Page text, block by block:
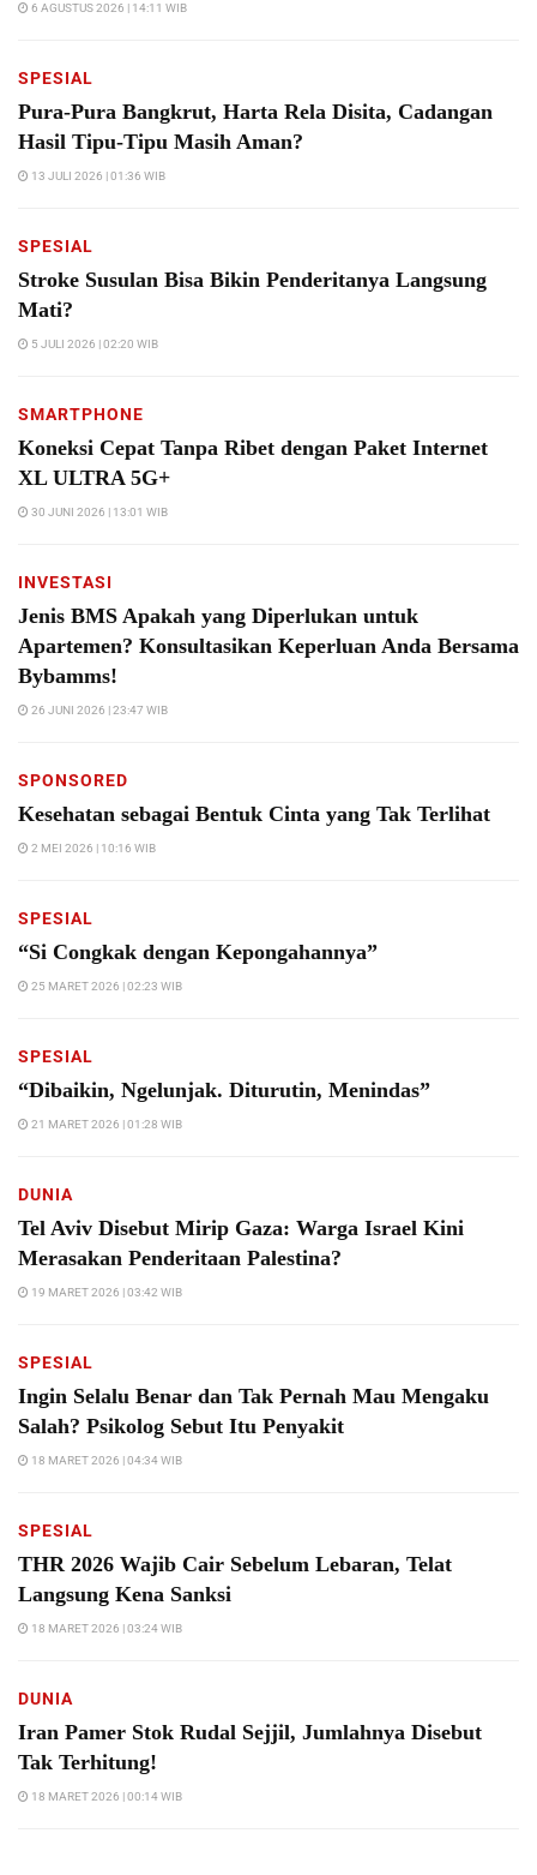
6 AGUSTUS 2026 | 14:11 WIB
SPESIAL
Pura-Pura Bangkrut, Harta Rela Disita, Cadangan
Hasil Tipu-Tipu Masih Aman?
13 JULI 2026 | 01:36 WIB
SPESIAL
Stroke Susulan Bisa Bikin Penderitanya Langsung
Mati?
5 JULI 2026 | 02:20 WIB
SMARTPHONE
Koneksi Cepat Tanpa Ribet dengan Paket Internet
XL ULTRA 5G+
30 JUNI 2026 | 13:01 WIB
INVESTASI
Jenis BMS Apakah yang Diperlukan untuk
Apartemen? Konsultasikan Keperluan Anda Bersama
Bybamms!
26 JUNI 2026 | 23:47 WIB
SPONSORED
Kesehatan sebagai Bentuk Cinta yang Tak Terlihat
2 MEI 2026 | 10:16 WIB
SPESIAL
“Si Congkak dengan Kepongahannya”
25 MARET 2026 | 02:23 WIB
SPESIAL
“Dibaikin, Ngelunjak. Diturutin, Menindas”
21 MARET 2026 | 01:28 WIB
DUNIA
Tel Aviv Disebut Mirip Gaza: Warga Israel Kini
Merasakan Penderitaan Palestina?
19 MARET 2026 | 03:42 WIB
SPESIAL
Ingin Selalu Benar dan Tak Pernah Mau Mengaku
Salah? Psikolog Sebut Itu Penyakit
18 MARET 2026 | 04:34 WIB
SPESIAL
THR 2026 Wajib Cair Sebelum Lebaran, Telat
Langsung Kena Sanksi
18 MARET 2026 | 03:24 WIB
DUNIA
Iran Pamer Stok Rudal Sejjil, Jumlahnya Disebut
Tak Terhitung!
18 MARET 2026 | 00:14 WIB